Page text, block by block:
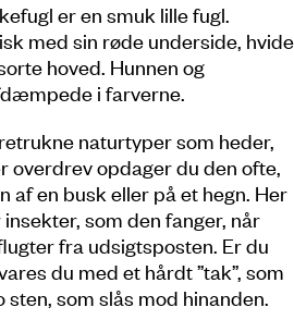
er en smuk lille fugl.
med sin røde underside, hvide
hoved. Hunnen og
i farverne.
naturtyper som heder,
overdrev opdager du den ofte,
af en busk eller på et hegn. Her
som den fanger, når
fra udsigtsposten. Er du
du med et hårdt ”tak”, som
som slås mod hinanden.